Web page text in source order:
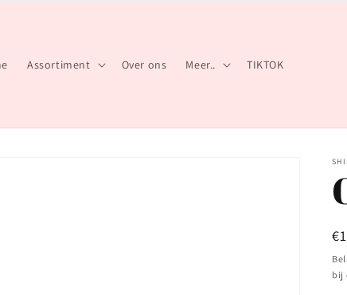
Assortiment Over ons Meer.. TIKTOK
bij